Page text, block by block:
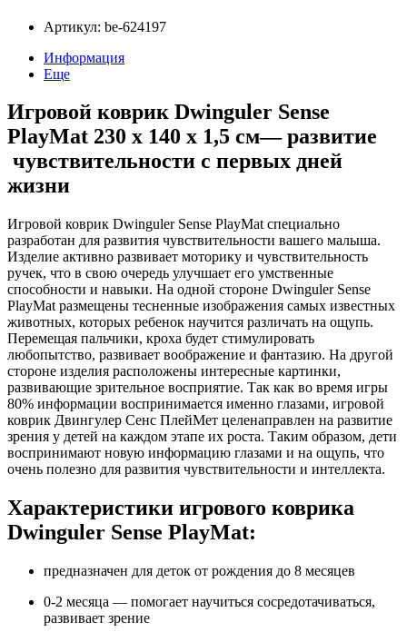
Артикул: be-624197
Информация
Еще
Игровой коврик Dwinguler Sense
PlayMat 230 x 140 x 1,5 см— развитие
чувствительности с первых дней
жизни
Игровой коврик Dwinguler Sense PlayMat специально
разработан для развития чувствительности вашего малыша.
Изделие активно развивает моторику и чувствительность
ручек, что в свою очередь улучшает его умственные
способности и навыки. На одной стороне Dwinguler Sense
PlayMat размещены тесненные изображения самых известных
животных, которых ребенок научится различать на ощупь.
Перемещая пальчики, кроха будет стимулировать
любопытство, развивает воображение и фантазию. На другой
стороне изделия расположены интересные картинки,
развивающие зрительное восприятие. Так как во время игры
80% информации воспринимается именно глазами, игровой
коврик Двингулер Сенс ПлейМет целенаправлен на развитие
зрения у детей на каждом этапе их роста. Таким образом, дети
воспринимают новую информацию глазами и на ощупь, что
очень полезно для развития чувствительности и интеллекта.
Характеристики игрового коврика
Dwinguler Sense PlayMat:
предназначен для деток от рождения до 8 месяцев
0-2 месяца — помогает научиться сосредотачиваться,
развивает зрение